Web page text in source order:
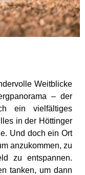
Weitblicke
– der
ein vielfältiges
in der Höttinger
Und doch ein Ort
anzukommen, zu
zu entspannen.
tanken, um dann